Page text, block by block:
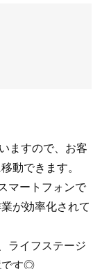
ますので、お客
動できます。
マートフォンで
が効率化されて
ライフステージ
です◎